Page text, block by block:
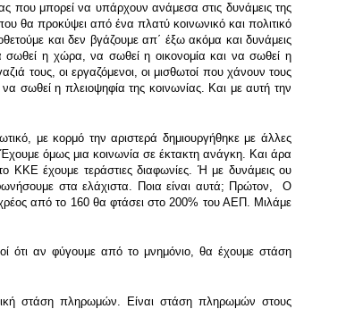
που μπορεί να υπάρχουν ανάμεσα στις δυνάμεις της
θα προκύψει από ένα πλατύ κοινωνικό και πολιτικό
και δεν βγάζουμε απ΄ έξω ακόμα και δυνάμεις
σωθεί η χώρα, να σωθεί η οικονομία και να σωθεί η
τους, οι εργαζόμενοι, οι μισθωτοί που χάνουν τους
σωθεί η πλειοψηφία της κοινωνίας. Και με αυτή την
με κορμό την αριστερά δημιουργήθηκε με άλλες
όμως μια κοινωνία σε έκτακτη ανάγκη. Και άρα
ΚΚΕ έχουμε τεράστιες διαφωνίες. Ή με δυνάμεις ου
στα ελάχιστα. Ποια είναι αυτά; Πρώτον, Ο
από το 160 θα φτάσει στο 200% του ΑΕΠ. Μιλάμε
ότι αν φύγουμε από το μνημόνιο, θα έχουμε στάση
στάση πληρωμών. Είναι στάση πληρωμών στους